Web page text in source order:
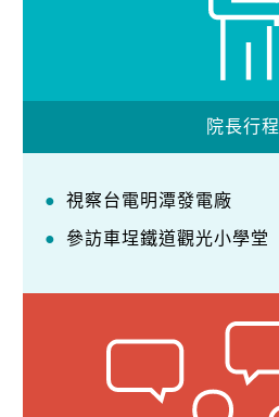
院長行程
視察台電明潭發電廠
參訪車埕鐵道觀光小學堂